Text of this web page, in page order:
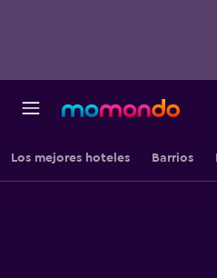
Los mejores hoteles Barrios